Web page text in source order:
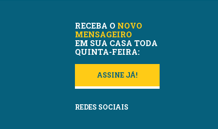
RECEBA O NOVO
MENSAGEIRO
EM SUA CASA TODA
QUINTA-FEIRA:
ASSINE JÁ!
REDES SOCIAIS